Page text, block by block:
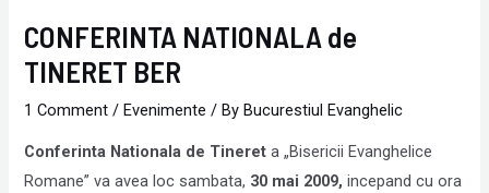
CONFERINTA NATIONALA de
TINERET BER
1 Comment /Evenimente / ByBucurestiul Evanghelic
Conferinta Nationala de Tineret a „Bisericii Evanghelice
Romane” va avea loc sambata, 30 mai 2009, incepand cu ora